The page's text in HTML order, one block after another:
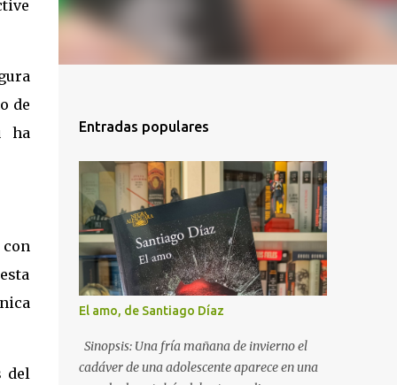
de
ha
del
Entradas populares
El amo, de Santiago Díaz
Sinopsis: Una fría mañana de invierno el
cadáver de una adolescente aparece en una